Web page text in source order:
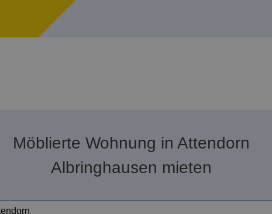
Möblierte Wohnung in Attendorn
Albringhausen mieten